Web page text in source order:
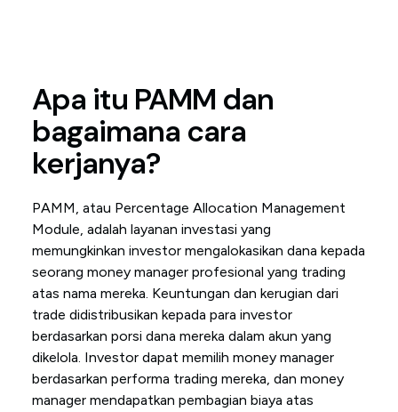
Apa itu PAMM dan
bagaimana cara
kerjanya?
PAMM, atau Percentage Allocation Management
Module, adalah layanan investasi yang
memungkinkan investor mengalokasikan dana kepada
seorang money manager profesional yang trading
atas nama mereka. Keuntungan dan kerugian dari
trade didistribusikan kepada para investor
berdasarkan porsi dana mereka dalam akun yang
dikelola. Investor dapat memilih money manager
berdasarkan performa trading mereka, dan money
manager mendapatkan pembagian biaya atas